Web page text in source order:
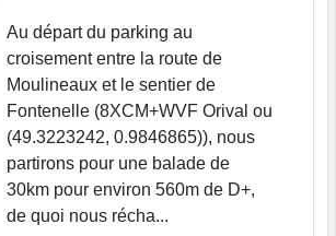
Au départ du parking au
croisement entre la route de
Moulineaux et le sentier de
Fontenelle (8XCM+WVF Orival ou
(49.3223242, 0.9846865)), nous
partirons pour une balade de
30km pour environ 560m de D+,
de quoi nous récha...